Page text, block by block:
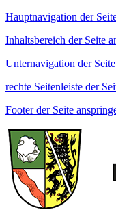
Hauptnavigation der
Inhaltsbereich der Seite
Unternavigation der
rechte Seitenleiste der
Footer der Seite